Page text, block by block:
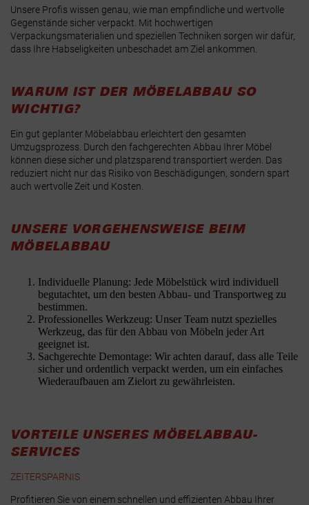
Unsere Profis wissen genau, wie man empfindliche und wertvolle
Gegenstände sicher verpackt. Mit hochwertigen
Verpackungsmaterialien und speziellen Techniken sorgen wir dafür,
dass Ihre Habseligkeiten unbeschadet am Ziel ankommen.
WARUM IST DER MÖBELABBAU SO
WICHTIG?
Ein gut geplanter Möbelabbau erleichtert den gesamten
Umzugsprozess. Durch den fachgerechten Abbau Ihrer Möbel
können diese sicher und platzsparend transportiert werden. Das
reduziert nicht nur das Risiko von Beschädigungen, sondern spart
auch wertvolle Zeit und Kosten.
UNSERE VORGEHENSWEISE BEIM
MÖBELABBAU
Individuelle Planung: Jede Möbelstück wird individuell
begutachtet, um den besten Abbau- und Transportweg zu
bestimmen.
Professionelles Werkzeug: Unser Team nutzt spezielles
Werkzeug, das für den Abbau von Möbeln jeder Art
geeignet ist.
Sachgerechte Demontage: Wir achten darauf, dass alle Teile
sicher und ordentlich verpackt werden, um ein einfaches
Wiederaufbauen am Zielort zu gewährleisten.
VORTEILE UNSERES MÖBELABBAU-
SERVICES
ZEITERSPARNIS
Profitieren Sie von einem schnellen und effizienten Abbau Ihrer